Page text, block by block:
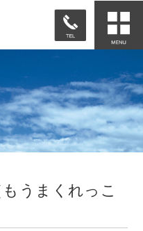
うまくれっこ